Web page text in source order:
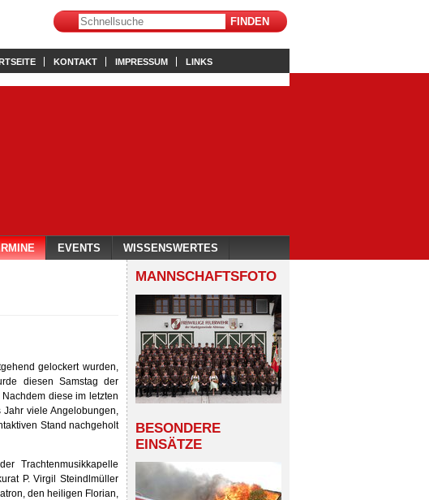
KONTAKT IMPRESSUM LINKS
EVENTS WISSENSWERTES
gelockert wurden,
diesen Samstag der
diese im letzten
viele Angelobungen,
Stand nachgeholt
Trachtenmusikkapelle
P. Virgil Steindlmüller
den heiligen Florian,
MANNSCHAFTSFOTO
BESONDERE
EINSÄTZE